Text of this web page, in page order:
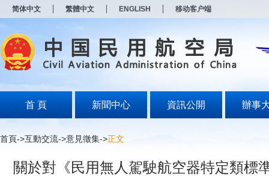
简体中文 繁體中文 ENGLISH 移动客户端
首 頁 新聞中心 資訊公開 辦事
首頁->互動交流->意見徵集->正文
關於對《民用無人駕駛航空器特定類標
打
开
无
障
说
按
Alt